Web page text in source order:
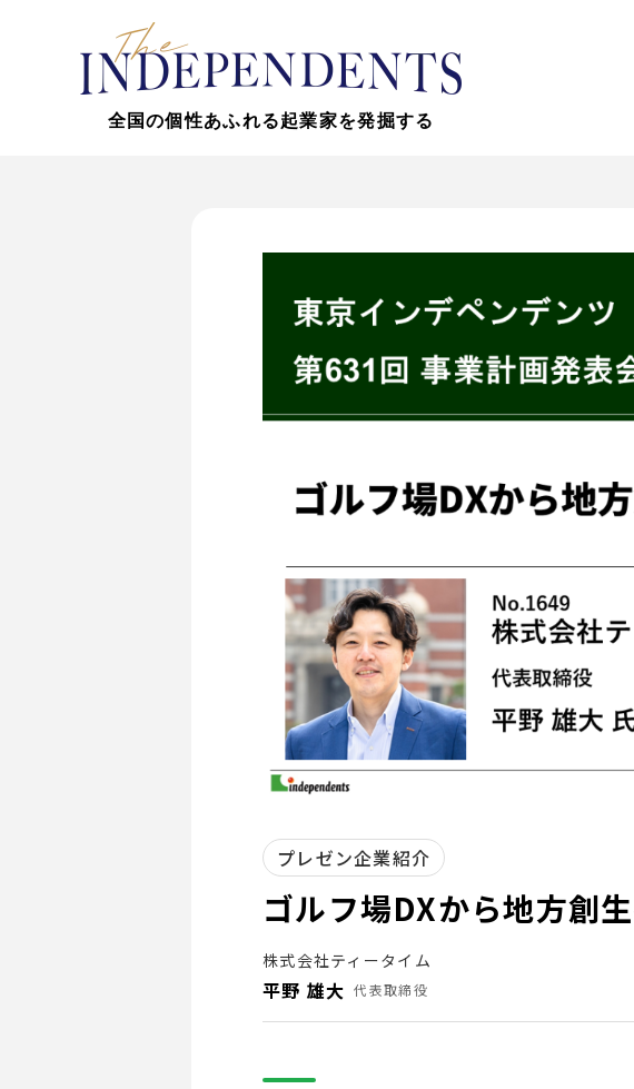
全国の個性あふれる起業家を発掘する
プレゼン企業紹介
ゴルフ場DXから地方創
株式会社ティータイム
平野 雄大 代表取締役